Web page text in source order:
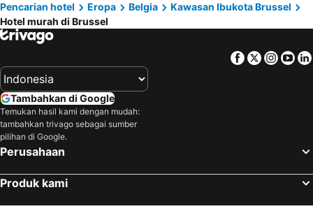
ibis budget Brussels South Ruisbroek
MEININGER Hotel Brussel City Center
Hotel Le Dome
Warwick Brussels
NH Collection Brussels Grand Sablon
Hotel Queen Anne
Novotel Brussels City Centre
Radisson Collection Grand Place Brussels
Hilton Garden Inn Brussels City Centre
Beverly Hills Hotel
Onyx Hotel Expo
Hotel Europacity
Pencarian hotel Eropa Belgia
Kawasan Ibukota Brussel
Hotel murah di Brussel
Facebook
Twitter
Tambahkan di Google
Temukan hasil kami dengan mudah:
tambahkan trivago sebagai sumber
pilihan di Google.
Perusahaan
Produk kami